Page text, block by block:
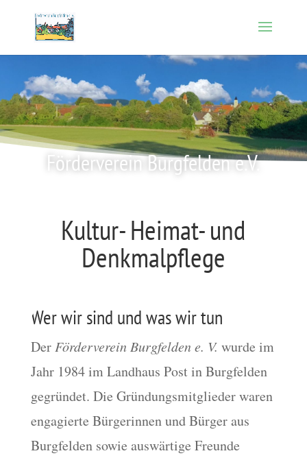
Förderverein Burgfelden e.V.
Kultur- Heimat- und
Denkmalpflege
Wer wir sind und was wir tun
Der Förderverein Burgfelden e. V. wurde im
Jahr 1984 im Landhaus Post in Burgfelden
gegründet. Die Gründungsmitglieder waren
engagierte Bürgerinnen und Bürger aus
Burgfelden sowie auswärtige Freunde